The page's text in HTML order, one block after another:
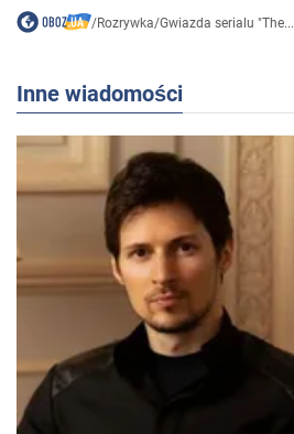
/Rozrywka/Gwiazda serialu "The...
Inne wiadomości